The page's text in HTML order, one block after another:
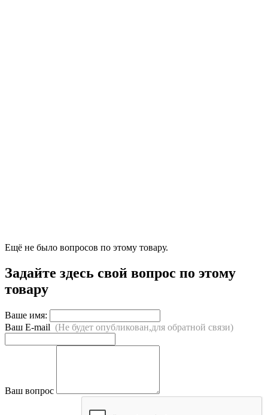
Ещё не было вопросов по этому товару.
Задайте здесь свой вопрос по этому
товару
Ваше имя:
Ваш E-mail (Не будет опубликован,для обратной связи)
Ваш вопрос